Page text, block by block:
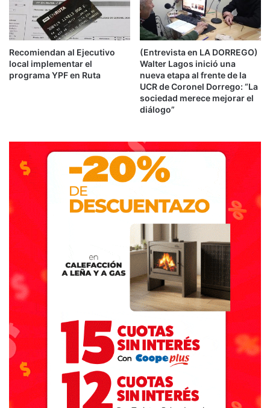
Recomiendan al Ejecutivo
local implementar el
programa YPF en Ruta
(Entrevista en LA DORREGO)
Walter Lagos inició una
nueva etapa al frente de la
UCR de Coronel Dorrego: “La
sociedad merece mejorar el
diálogo”